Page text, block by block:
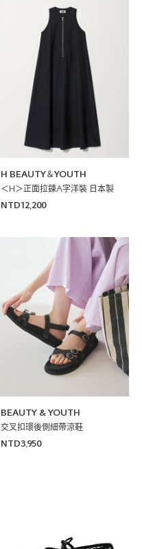
H BEAUTY＆YOUTH
＜H＞正面拉鍊A字洋裝 日本製
NTD12,200
BEAUTY & YOUTH
交叉扣環後側細帶涼鞋
NTD3,950